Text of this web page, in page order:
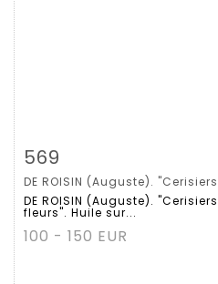
拍品详情
569
DE ROISIN (Auguste).
DE ROISIN (Auguste).
fleurs". Huile sur...
100 - 150 EUR